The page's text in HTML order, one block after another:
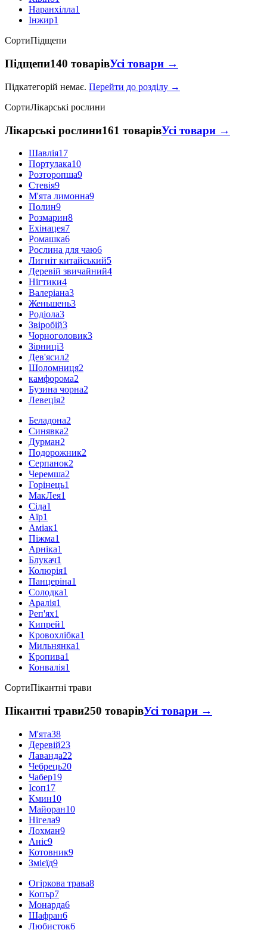
Наранхілла1
Інжир1
СортиПідщепи
Підщепи140 товарівУсі товари →
Підкатегорій немає. Перейти до розділу →
СортиЛікарські рослини
Лікарські рослини161 товарівУсі товари →
Шавлія17
Портулака10
Розторопша9
Стевія9
М'ята лимонна9
Полин9
Розмарин8
Ехінацея7
Ромашка6
Рослина для чаю6
Лигніт китайський5
Деревій звичайний4
Нігтики4
Валеріана3
Женьшень3
Родіола3
Звіробій3
Чорноголовик3
Зірниці3
Дев'ясил2
Шоломниця2
камфорома2
Бузина чорна2
Левеція2
Беладона2
Синявка2
Дурман2
Подорожник2
Серпанок2
Черемша2
Горінець1
МакЛея1
Сіда1
Аїр1
Аміак1
Піжма1
Арніка1
Блукач1
Колюрія1
Панцеріна1
Солодка1
Аралія1
Реп'ях1
Кипрей1
Кровохлібка1
Мильнянка1
Кропива1
Конвалія1
СортиПікантні трави
Пікантні трави250 товарівУсі товари →
М'ята38
Деревій23
Лаванда22
Чебрець20
Чабер19
Ісоп17
Кмин10
Майоран10
Нігела9
Лохман9
Аніс9
Котовник9
Змієїд9
Огіркова трава8
Копър7
Монарда6
Шафран6
Любисток6